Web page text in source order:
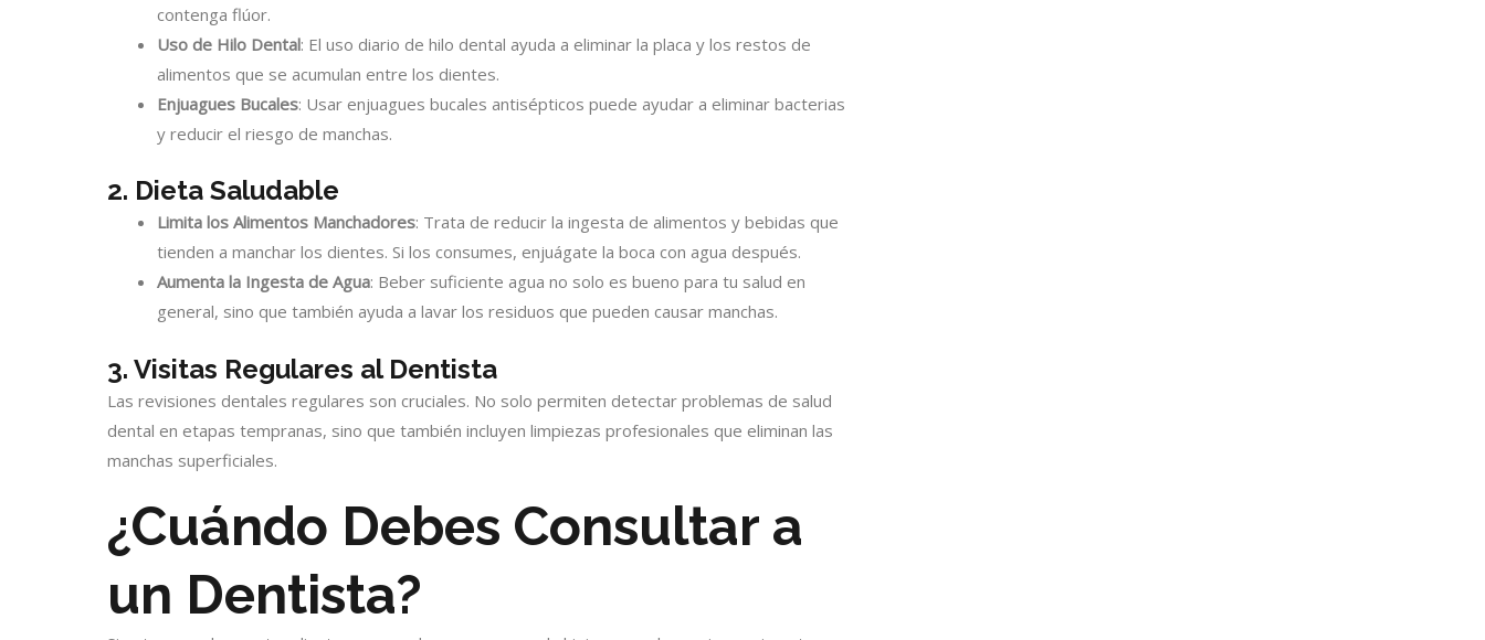
contenga flúor.
Uso de Hilo Dental: El uso diario de hilo dental ayuda a eliminar la placa y los restos de
alimentos que se acumulan entre los dientes.
Enjuagues Bucales: Usar enjuagues bucales antisépticos puede ayudar a eliminar bacterias
y reducir el riesgo de manchas.
2. Dieta Saludable
Limita los Alimentos Manchadores: Trata de reducir la ingesta de alimentos y bebidas que
tienden a manchar los dientes. Si los consumes, enjuágate la boca con agua después.
Aumenta la Ingesta de Agua: Beber suficiente agua no solo es bueno para tu salud en
general, sino que también ayuda a lavar los residuos que pueden causar manchas.
3. Visitas Regulares al Dentista
Las revisiones dentales regulares son cruciales. No solo permiten detectar problemas de salud
dental en etapas tempranas, sino que también incluyen limpiezas profesionales que eliminan las
manchas superficiales.
¿Cuándo Debes Consultar a
un Dentista?